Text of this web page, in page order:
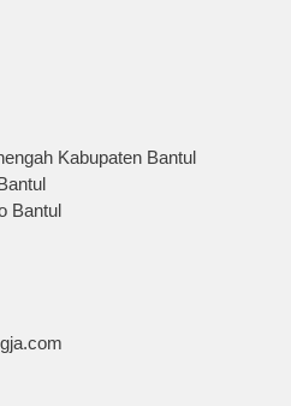
Kabupaten Bantul
Bantul